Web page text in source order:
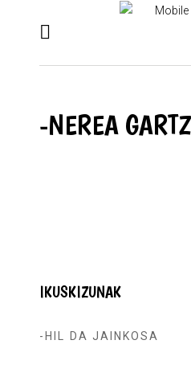
-NEREA
IKUSKIZUNAK
-HIL DA JAINKOSA